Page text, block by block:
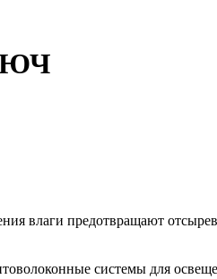
влаги предотвращают
системы для